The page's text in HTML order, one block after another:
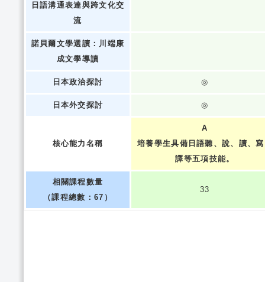
日語溝通表達與跨文化交
流
諾貝爾文學選讀：川端康
成文學導讀
日本政治探討 ◎
日本外交探討 ◎
核心能力名稱
A
培養學生具備日語聽、說、讀、
譯等五項技能。
相關課程數量
（課程總數：67）
33